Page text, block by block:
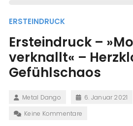
ERSTEINDRUCK
Ersteindruck –
verknallt« –
Gefühlschaos
Metal Dango
6. Januar 2021
Keine Kommentare